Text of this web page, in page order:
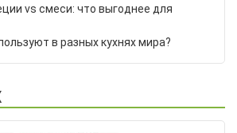
vs смеси: что выгоднее для
в разных кухнях мира?